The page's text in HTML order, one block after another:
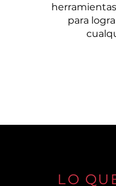
para
LO